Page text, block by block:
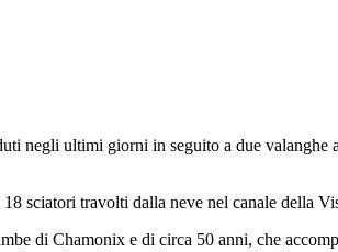
negli ultimi giorni in seguito a due valanghe
sciatori travolti dalla neve nel canale della
di Chamonix e di circa 50 anni, che